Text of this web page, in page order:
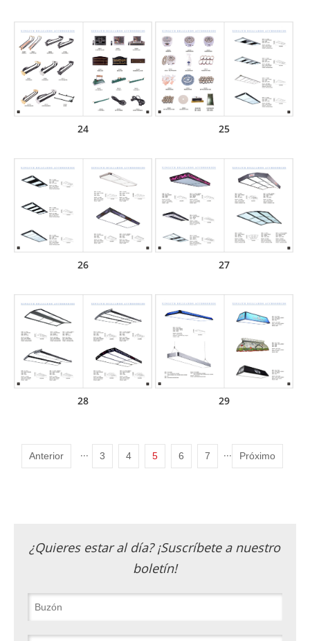
24 25
26 27
28 29
Anterior ··· 3 4 5 6 7 ··· Próximo
¿Quieres estar al día? ¡Suscríbete a nuestro
boletín!